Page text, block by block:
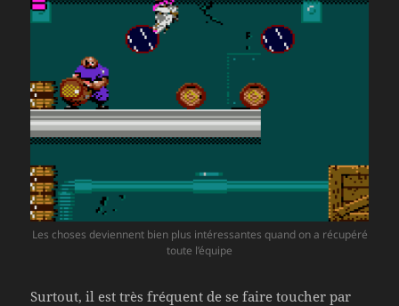
Les choses deviennent bien plus intéressantes quand on a récupéré
toute l’équipe
Surtout, il est très fréquent de se faire toucher par